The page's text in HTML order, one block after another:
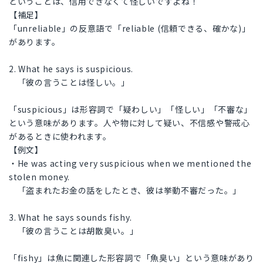
【補足】
「unreliable」の反意語で「reliable (信頼できる、確かな)」
があります。
2. What he says is suspicious.
「彼の言うことは怪しい。」
「suspicious」は形容詞で「疑わしい」「怪しい」「不審な」
という意味があります。人や物に対して疑い、不信感や警戒心
があるときに使われます。
【例文】
・He was acting very suspicious when we mentioned the
stolen money.
「盗まれたお金の話をしたとき、彼は挙動不審だった。」
3. What he says sounds fishy.
「彼の言うことは胡散臭い。」
「fishy」は魚に関連した形容詞で「魚臭い」という意味があり